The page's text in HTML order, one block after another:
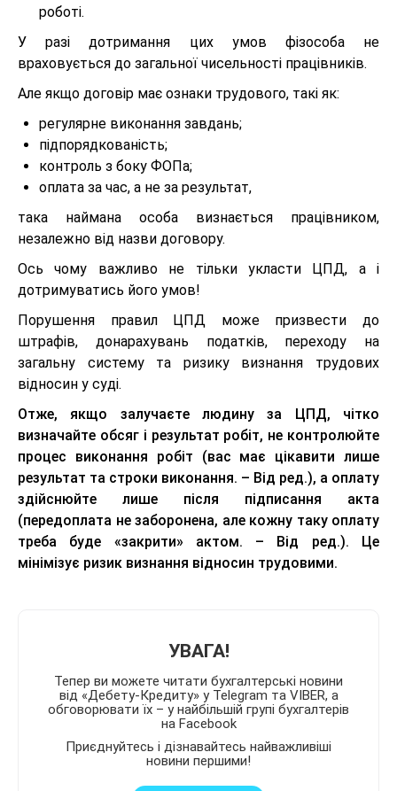
роботі.
У разі дотримання цих умов фізособа не
враховується до загальної чисельності працівників.
Але якщо договір має ознаки трудового, такі як:
регулярне виконання завдань;
підпорядкованість;
контроль з боку ФОПа;
оплата за час, а не за результат,
така наймана особа визнається працівником,
незалежно від назви договору.
Ось чому важливо не тільки укласти ЦПД, а і
дотримуватись його умов!
Порушення правил ЦПД може призвести до
штрафів, донарахувань податків, переходу на
загальну систему та ризику визнання трудових
відносин у суді.
Отже, якщо залучаєте людину за ЦПД, чітко
визначайте обсяг і результат робіт, не контролюйте
процес виконання робіт (вас має цікавити лише
результат та строки виконання. – Від ред.), а оплату
здійснюйте лише після підписання акта
(передоплата не заборонена, але кожну таку оплату
треба буде «закрити» актом. – Від ред.). Це
мінімізує ризик визнання відносин трудовими.
УВАГА!
Тепер ви можете читати бухгалтерські новини
від «Дебету-Кредиту» у Telegram та VIBER, а
обговорювати їх – у найбільшій групі бухгалтерів
на Facebook
Приєднуйтесь і дізнавайтесь найважливіші
новини першими!